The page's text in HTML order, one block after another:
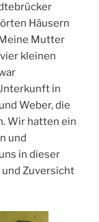
Häusern
Mutter
kleinen
in
Weber, die
Wir hatten ein
und
in dieser
Zuversicht